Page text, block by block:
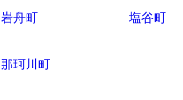
岩舟町 塩谷町
那珂川町